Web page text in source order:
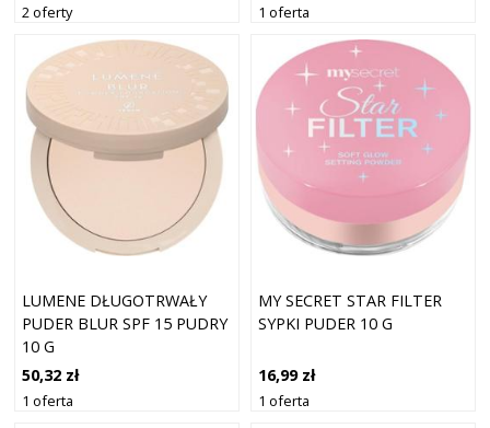
2 oferty 1 oferta
LUMENE DŁUGOTRWAŁY
PUDER BLUR SPF 15 PUDRY
10 G
50,32 zł
1 oferta
MY SECRET STAR FILTER
SYPKI PUDER 10 G
16,99 zł
1 oferta